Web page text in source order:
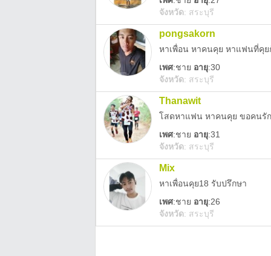
จังหวัด: สระบุรี
pongsakorn
หาเพื่อน หาคนคุย หาแฟนที่คุย
เพศ:ชาย อายุ:30
จังหวัด: สระบุรี
Thanawit
โสดหาแฟน หาคนคุย ขอคนรัก
เพศ:ชาย อายุ:31
จังหวัด: สระบุรี
Mix
หาเพื่อนคุย18 รับปรึกษา
เพศ:ชาย อายุ:26
จังหวัด: สระบุรี